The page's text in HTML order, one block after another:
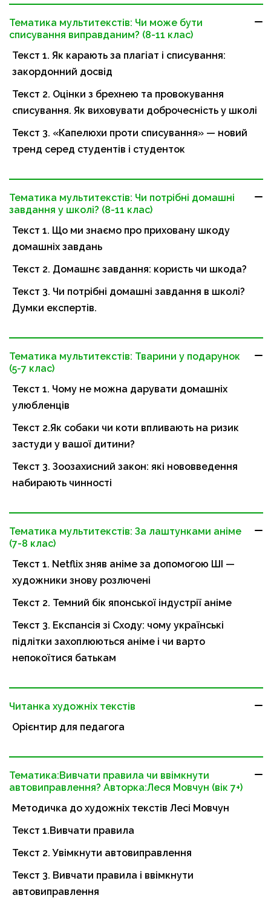
Тематика мультитекстів: Чи може бути
списування виправданим? (8-11 клас)
Текст 1. Як карають за плагіат і списування:
закордонний досвід
Текст 2. Оцінки з брехнею та провокування
списування. Як виховувати доброчесність у школі
Текст 3. «Капелюхи проти списування» — новий
тренд серед студентів і студенток
Тематика мультитекстів: Чи потрібні домашні
завдання у школі? (8-11 клас)
Текст 1. Що ми знаємо про приховану шкоду
домашніх завдань
Текст 2. Домашнє завдання: користь чи шкода?
Текст 3. Чи потрібні домашні завдання в школі?
Думки експертів.
Тематика мультитекстів: Тварини у подарунок
(5-7 клас)
Текст 1. Чому не можна дарувати домашніх
улюбленців
Текст 2.Як собаки чи коти впливають на ризик
застуди у вашої дитини?
Текст 3. Зоозахисний закон: які нововведення
набирають чинності
Тематика мультитекстів: За лаштунками аніме
(7-8 клас)
Текст 1. Netflix зняв аніме за допомогою ШІ —
художники знову розлючені
Текст 2. Темний бік японської індустрії аніме
Текст 3. Експансія зі Сходу: чому українські
підлітки захоплюються аніме і чи варто
непокоїтися батькам
Читанка художніх текстів
Орієнтир для педагога
Тематика:Вивчати правила чи ввімкнути
автовиправлення? Авторка:Леся Мовчун (вік 7+)
Методичка до художніх текстів Лесі Мовчун
Текст 1.Вивчати правила
Текст 2. Увімкнути автовиправлення
Текст 3. Вивчати правила і ввімкнути
автовиправлення